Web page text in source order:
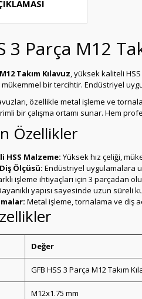
3 Parça M12
Takım Kılavuz, yüksek kaliteli
bir tercihtir. Endüstriyel
özellikle metal işleme ve
bir çalışma ortamı sunar. Hem
Özellikler
HSS Malzeme: Yüksek hız çeliği,
Ölçüsü: Endüstriyel uygulamalara
işleme ihtiyaçları için 3 parçadan
yapısı sayesinde uzun süreli
Metal işleme, tornalama ve diş
Değer
GFB HSS 3 Parça M12 Takım
M12x1.75 mm